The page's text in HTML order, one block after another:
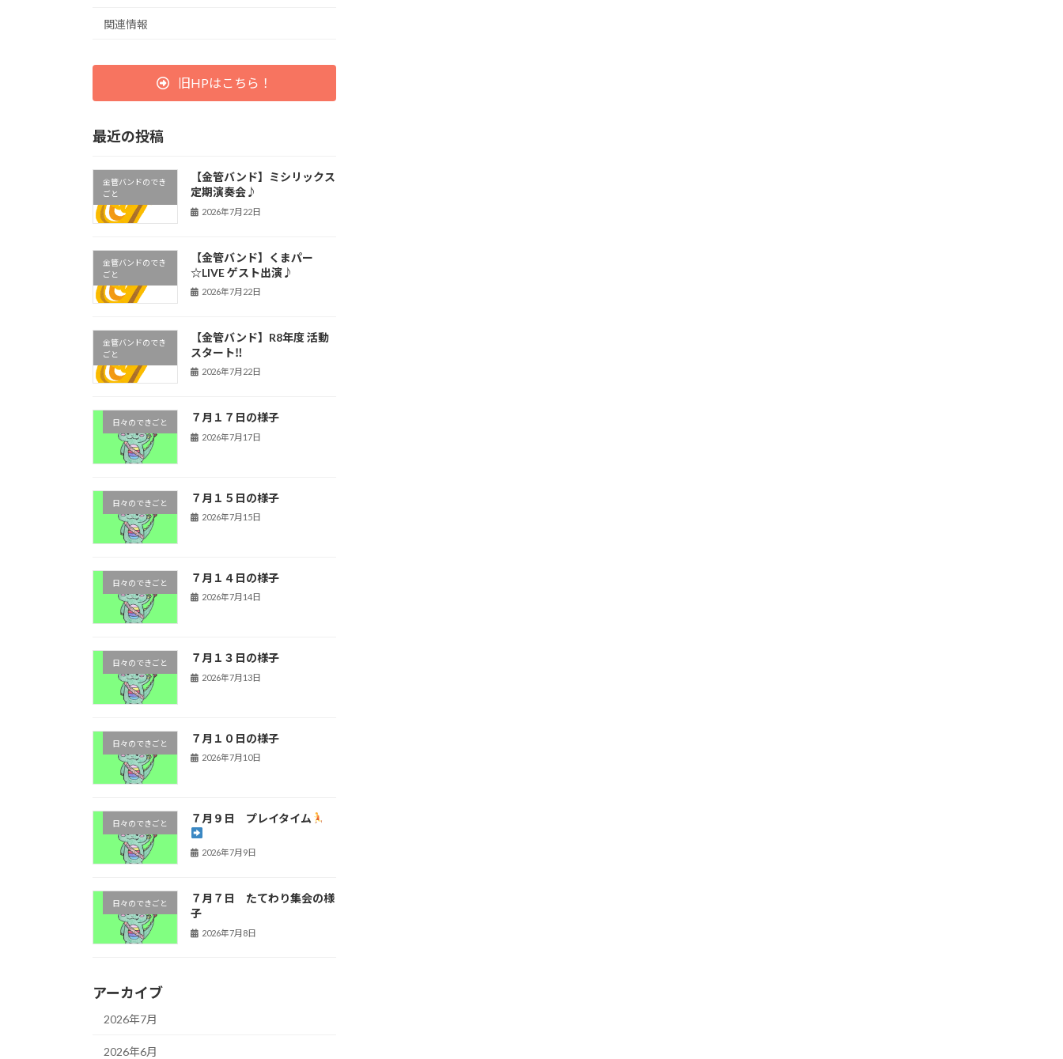
関連情報
旧HPはこちら！
最近の投稿
金管バンドのでき
ごと
【金管バンド】ミシリックス
定期演奏会♪
2026年7月22日
金管バンドのでき
ごと
【金管バンド】くまパー
☆LIVE ゲスト出演♪
2026年7月22日
金管バンドのでき
ごと
【金管バンド】R8年度 活動
スタート‼︎
2026年7月22日
日々のできごと ７月１７日の様子
2026年7月17日
日々のできごと ７月１５日の様子
2026年7月15日
日々のできごと ７月１４日の様子
2026年7月14日
日々のできごと ７月１３日の様子
2026年7月13日
日々のできごと ７月１０日の様子
2026年7月10日
日々のできごと ７月９日 プレイタイム
2026年7月9日
日々のできごと
７月７日 たてわり集会の様
子
2026年7月8日
アーカイブ
2026年7月
2026年6月